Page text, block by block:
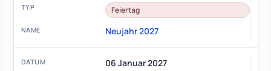
Feiertag
Neujahr 2027
06 Januar 2027